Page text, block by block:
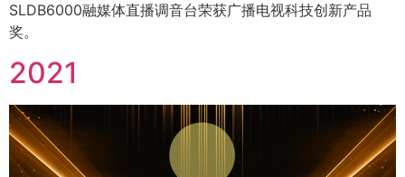
SLDB6000融媒体直播调音台荣获广播电视科技创新产品
奖。
2021